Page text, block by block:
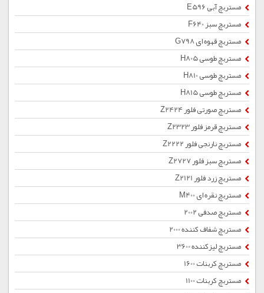
مستربچ آبی E596
مستربچ سبز F640
مستربچ قهوه ای G798
مستربچ طوسی H805
مستربچ طوسی H810
مستربچ طوسی H815
مستربچ صورتی فلور Z2424
مستربچ قرمز فلور Z2323
مستربچ نارنجی فلور Z2222
مستربچ سبز فلور Z2727
مستربچ زرد فلور Z2121
مستربچ نقره ای M400
مستربچ صدفی 2002
مستربچ شفاف کننده 2000
مستربچ لیزکننده 3600
مستربچ کربنات 1600
مستربچ کربنات 1100